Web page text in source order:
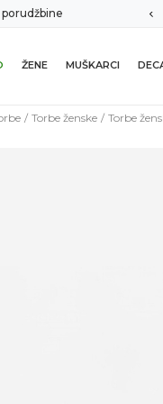
ŽENE MUŠKARCI
Torbe ženske Torbe